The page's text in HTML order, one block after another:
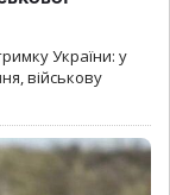
України: у
військову